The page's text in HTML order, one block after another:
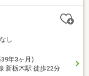
なし
年3ヶ月)
新栃木駅 徒歩22分